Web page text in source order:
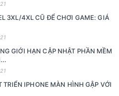
3XL/4XL CŨ ĐỂ CHƠI GAME: GIÁ
GIỚI HẠN CẬP NHẬT PHẦN MỀM
TRIỂN IPHONE MÀN HÌNH GẬP VỚI